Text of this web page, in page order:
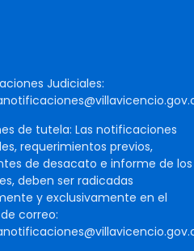
Judiciales:
de tutela: Las notificaciones
requerimientos previos,
de desacato e informe de los
deben ser radicadas
y exclusivamente en el
correo: